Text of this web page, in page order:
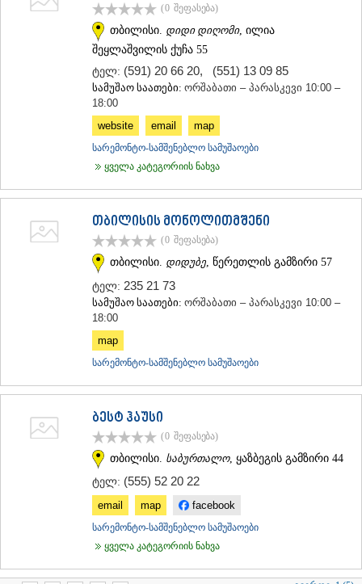
(0 შეფასება)
თბილისი. დიდი დიღომი, ილია
შეყლაშვილის ქუჩა 55
ტელ: (591) 20 66 20, (551) 13 09 85
სამუშაო საათები: ორშაბათი – პარასკევი 10:00 –
18:00
website
email map
სარემონტო-სამშენებლო სამუშაოები
ყველა კატეგორიის ნახვა
თბილისის მონოლითმშენი
(0 შეფასება)
თბილისი. დიდუბე , წერეთლის გამზირი 57
ტელ: 235 21 73
სამუშაო საათები: ორშაბათი – პარასკევი 10:00 –
18:00
map
სარემონტო-სამშენებლო სამუშაოები
ბესტ ჰაუსი
(0 შეფასება)
თბილისი. საბურთალო, ყაზბეგის გამზირი 44
ტელ: (555) 52 20 22
email map facebook
სარემონტო-სამშენებლო სამუშაოები
ყველა კატეგორიის ნახვა